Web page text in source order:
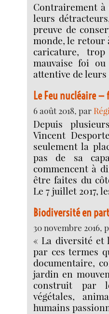
Contrairement à
leurs
preuve de
monde, le retour
caricature,
mauvaise foi
attentive de
Le Feu nucléaire
6 août 2018, par
Depuis
Vincent
seulement la
pas de sa
commencent à
être faites du
Le 7 juillet 2017,
Biodiversité en
30 novembre 2016,
« La diversité et
par ces termes
documentaire,
jardin en
construit par
végétales,
humains